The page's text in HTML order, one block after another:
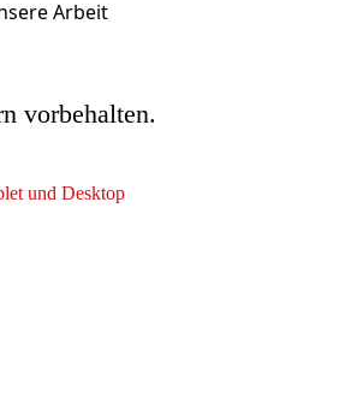
Arbeit
vorbehalten.
und Desktop